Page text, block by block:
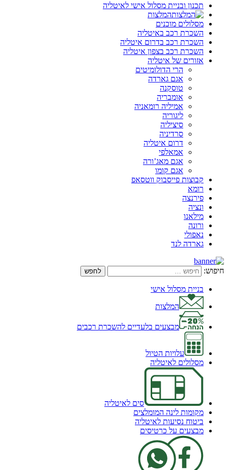
תכנון ובניית מסלול אישי לאיטליה
המלצות
מסלולים מוכנים
השכרת רכב באיטליה
השכרת רכב בדרום איטליה
השכרת רכב בצפון איטליה
אזורים של איטליה
הרי הדולומיטים
אגם גארדה
טוסקנה
אומבריה
אמיליה רומאניה
ליגוריה
סיציליה
סרדיניה
דרום איטליה
אמאלפי
אגם מאג’ורה
אגם קומו
קבוצות פייסבוק ווטסאפ
רומא
פירנצה
ונציה
מילאנו
ורונה
נאפולי
גארדה לנד
חיפוש:
בניית מסלול אישי
המלצות
מבצעים בלעדיים להשכרת רכבים
עלויות הטיול
מסלולים לאיטליה
סים לאיטליה
מקומות לינה המומלצים
ביטוח נסיעות לאיטליה
מבצעים על כרטיסים